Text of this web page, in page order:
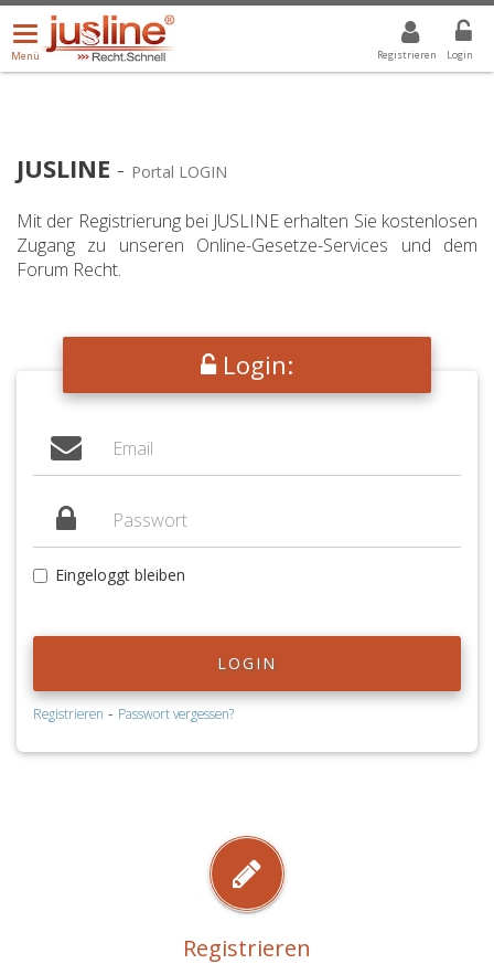
Registrieren Login
Menü
öffnen/schließen
Menü
ALLE DROPDOWN: GEWÄHLTER WERT IST ALLE
JUSLINE - Portal LOGIN
Mit der Registrierung bei JUSLINE erhalten Sie kostenlosen
Zugang zu unseren Online-Gesetze-Services und dem
Forum Recht.
Login:
Eingeloggt bleiben
LOGIN
Registrieren - Passwort vergessen?
Registrieren